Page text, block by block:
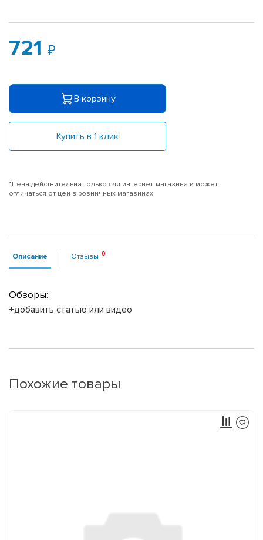
721
В корзину
Купить в 1 клик
*Цена действительна только для интернет-магазина и может
отличаться от цен в розничных магазинах
Описание Отзывы
Обзоры:
+добавить статью или видео
Похожие товары